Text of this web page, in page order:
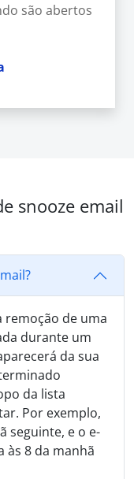
são abertos
snooze email
remoção de uma
durante um
da sua
da lista
Por exemplo,
seguinte, e o e-
às 8 da manhã